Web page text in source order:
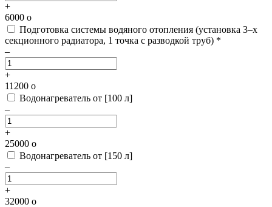
+
6000 o
Подготовка системы водяного отопления (установка 3–х
секционного радиатора, 1 точка с разводкой труб) *
–
+
11200 o
Водонагреватель от [100 л]
–
+
25000 o
Водонагреватель от [150 л]
–
+
32000 o